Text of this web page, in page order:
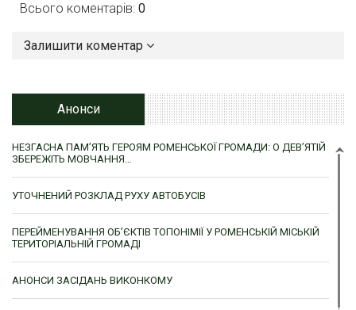
Всього коментарів: 0
Залишити коментар
Анонси
НЕЗГАСНА ПАМ’ЯТЬ ГЕРОЯМ РОМЕНСЬКОЇ ГРОМАДИ: О ДЕВ’ЯТІЙ
ЗБЕРЕЖІТЬ МОВЧАННЯ…
УТОЧНЕНИЙ РОЗКЛАД РУХУ АВТОБУСІВ
ПЕРЕЙМЕНУВАННЯ ОБ’ЄКТІВ ТОПОНІМІЇ У РОМЕНСЬКІЙ МІСЬКІЙ
ТЕРИТОРІАЛЬНІЙ ГРОМАДІ
АНОНСИ ЗАСІДАНЬ ВИКОНКОМУ